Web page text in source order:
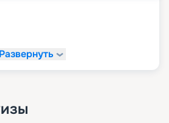
Развернуть